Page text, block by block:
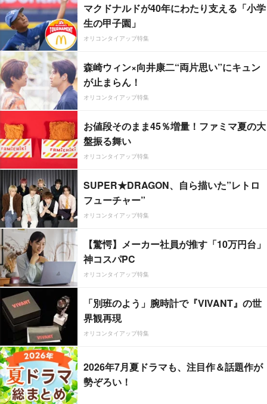
マクドナルドが40年にわたり支える「小学
生の甲子園」
オリコンタイアップ特集
森崎ウィン×向井康二“両片思い”にキュン
が止まらん！
オリコンタイアップ特集
お値段そのまま45％増量！ファミマ夏の大
盤振る舞い
オリコンタイアップ特集
SUPER★DRAGON、自ら描いた”レトロ
フューチャー”
オリコンタイアップ特集
【驚愕】メーカー社員が推す「10万円台」
神コスパPC
オリコンタイアップ特集
「別班のよう」腕時計で『VIVANT』の世
界観再現
オリコンタイアップ特集
2026年7月夏ドラマも、注目作＆話題作が
勢ぞろい！